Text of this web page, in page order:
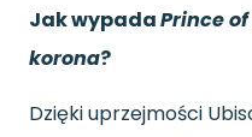
Jak wypadaPrince
korona?
Dzięki uprzejmości